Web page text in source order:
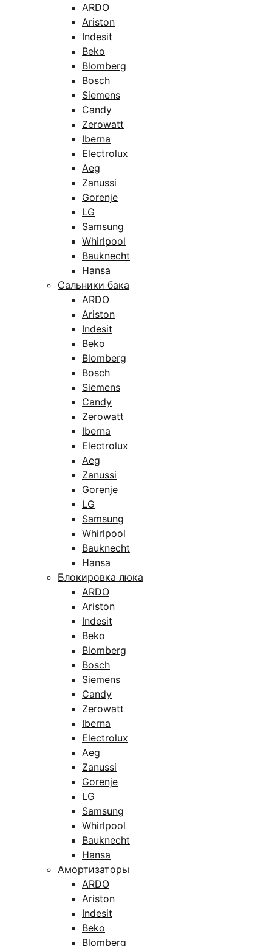
ARDO
Ariston
Indesit
Beko
Blomberg
Bosch
Siemens
Candy
Zerowatt
Iberna
Electrolux
Aeg
Zanussi
Gorenje
LG
Samsung
Whirlpool
Bauknecht
Hansa
Сальники бака
ARDO
Ariston
Indesit
Beko
Blomberg
Bosch
Siemens
Candy
Zerowatt
Iberna
Electrolux
Aeg
Zanussi
Gorenje
LG
Samsung
Whirlpool
Bauknecht
Hansa
Блокировка люка
ARDO
Ariston
Indesit
Beko
Blomberg
Bosch
Siemens
Candy
Zerowatt
Iberna
Electrolux
Aeg
Zanussi
Gorenje
LG
Samsung
Whirlpool
Bauknecht
Hansa
Амортизаторы
ARDO
Ariston
Indesit
Beko
Blomberg